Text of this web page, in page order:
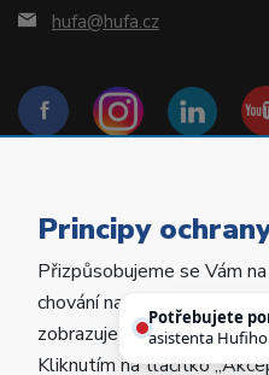
hufa@hufa.cz
Copyright © 2022 Hu-Fa
Principy
Přizpůsobujeme se Vám
chování na webu
zobrazujeme Vám
Kliknutím na tlačítko
Potřebujete
asistenta